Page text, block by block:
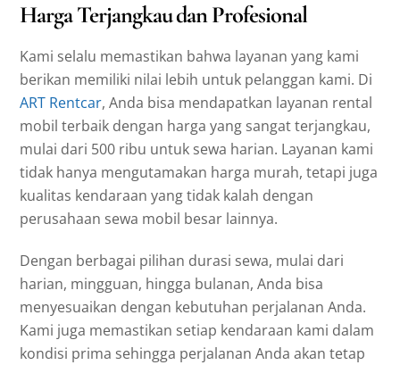
Harga Terjangkau dan Profesional
Kami selalu memastikan bahwa layanan yang kami
berikan memiliki nilai lebih untuk pelanggan kami. Di
ART Rentcar, Anda bisa mendapatkan layanan rental
mobil terbaik dengan harga yang sangat terjangkau,
mulai dari 500 ribu untuk sewa harian. Layanan kami
tidak hanya mengutamakan harga murah, tetapi juga
kualitas kendaraan yang tidak kalah dengan
perusahaan sewa mobil besar lainnya.
Dengan berbagai pilihan durasi sewa, mulai dari
harian, mingguan, hingga bulanan, Anda bisa
menyesuaikan dengan kebutuhan perjalanan Anda.
Kami juga memastikan setiap kendaraan kami dalam
kondisi prima sehingga perjalanan Anda akan tetap